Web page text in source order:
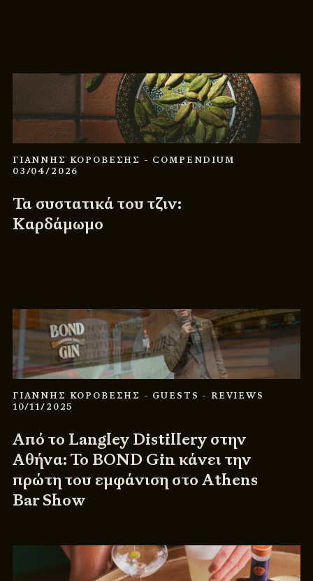
ΓΙΑΝΝΗΣ ΚΟΡΟΒΕΣΗΣ - COMPENDIUM
03/04/2026
Τα συστατικά του τζιν:
Καρδάμωμο
ΓΙΑΝΝΗΣ ΚΟΡΟΒΕΣΗΣ - GUESTS - REVIEWS
10/11/2025
Από το Langley Distillery στην
Αθήνα: Το BOND Gin κάνει την
πρώτη του εμφάνιση στο Athens
Bar Show